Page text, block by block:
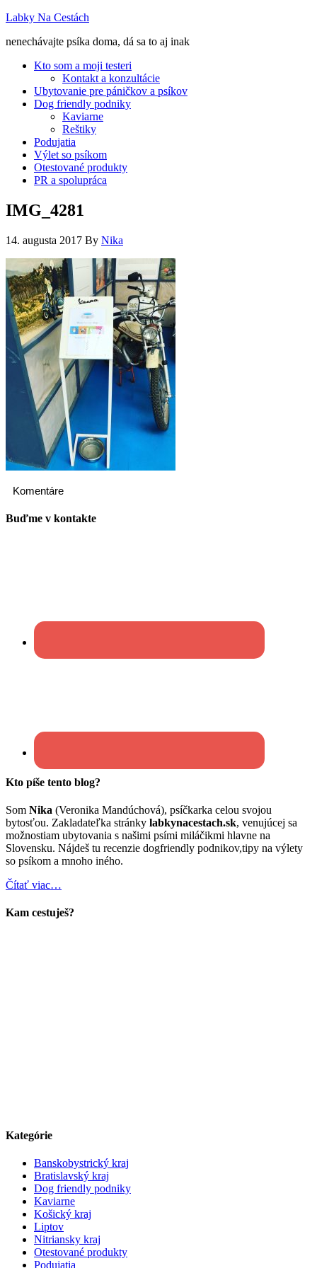
Labky Na Cestách
nenechávajte psíka doma, dá sa to aj inak
Kto som a moji testeri
Kontakt a konzultácie
Ubytovanie pre páničkov a psíkov
Dog friendly podniky
Kaviarne
Reštiky
Podujatia
Výlet so psíkom
Otestované produkty
PR a spolupráca
IMG_4281
14. augusta 2017 By Nika
Komentáre
Buďme v kontakte
Kto píše tento blog?
Som Nika (Veronika Mandúchová), psíčkarka celou svojou
bytosťou. Zakladateľka stránky labkynacestach.sk, venujúcej sa
možnostiam ubytovania s našimi psími miláčikmi hlavne na
Slovensku. Nájdeš tu recenzie dogfriendly podnikov,tipy na výlety
so psíkom a mnoho iného.
Čítať viac…
Kam cestuješ?
Kategórie
Banskobystrický kraj
Bratislavský kraj
Dog friendly podniky
Kaviarne
Košický kraj
Liptov
Nitriansky kraj
Otestované produkty
Podujatia